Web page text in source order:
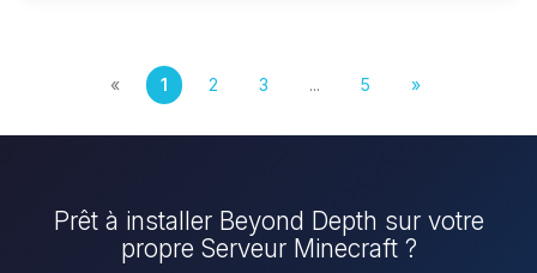
« 1 2 3 ... 5 »
Prêt à installer Beyond Depth sur votre
propre Serveur Minecraft ?